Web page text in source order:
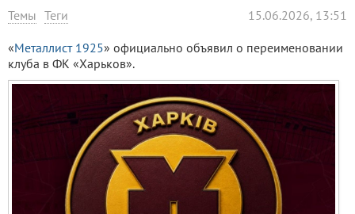
Темы Теги 15.06.2026, 13:51
«Металлист 1925» официально объявил о переименовании
клуба в ФК «Харьков».